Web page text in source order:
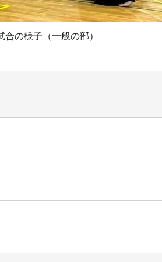
合の様子（一般の部）